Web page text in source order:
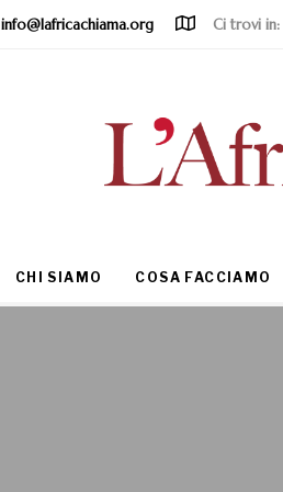
info@lafricachiama.org Ci trovi in:
CHI SIAMO COSA FACCIAMO